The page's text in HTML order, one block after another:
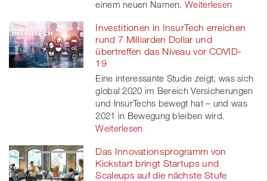
einem neuen Namen.Weiterlesen
Investitionen in InsurTech erreichen
rund 7 Milliarden Dollar und
übertreffen das Niveau vor COVID-
19
Eine interessante Studie zeigt, was sich
global 2020 im Bereich Versicherungen
und InsurTechs bewegt hat – und was
2021 in Bewegung bleiben wird.
Weiterlesen
Das Innovationsprogramm von
Kickstart bringt Startups und
Scaleups auf die nächste Stufe